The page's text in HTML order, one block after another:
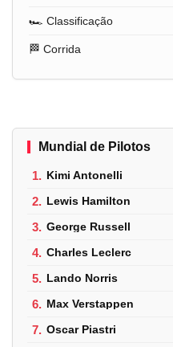
🏎️ Classificação
🏁 Corrida
Mundial de Pilotos
1. Kimi Antonelli
2. Lewis Hamilton
3. George Russell
4. Charles Leclerc
5. Lando Norris
6. Max Verstappen
7. Oscar Piastri